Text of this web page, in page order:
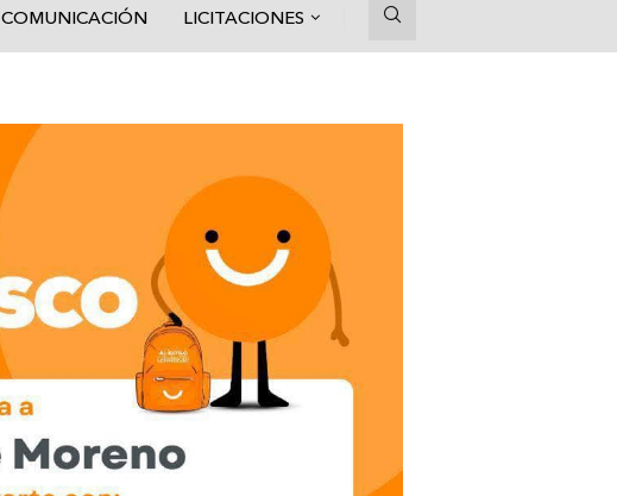
COMUNICACIÓN LICITACIONES